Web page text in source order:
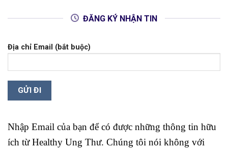
ĐĂNG KÝ NHẬN TIN
Địa chỉ Email (bắt buộc)
Nhập Email của bạn để có được những thông tin hữu
ích từ Healthy Ung Thư. Chúng tôi nói không với